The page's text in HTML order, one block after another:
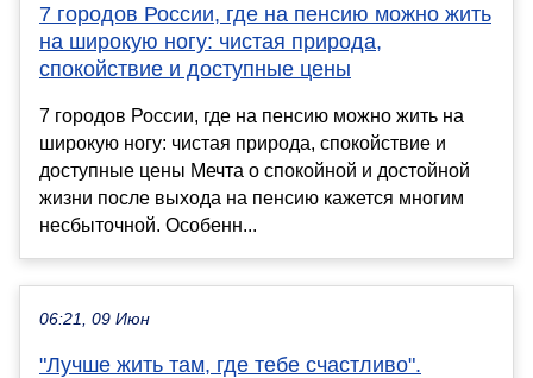
7 городов России, где на пенсию можно жить
на широкую ногу: чистая природа,
спокойствие и доступные цены
7 городов России, где на пенсию можно жить на
широкую ногу: чистая природа, спокойствие и
доступные цены Мечта о спокойной и достойной
жизни после выхода на пенсию кажется многим
несбыточной. Особенн...
06:21, 09 Июн
"Лучше жить там, где тебе счастливо".